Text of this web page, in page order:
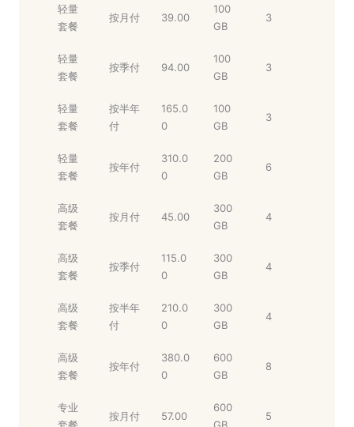
轻量
套餐
按月付 39.00
100
GB
3
轻量
套餐
按季付 94.00
100
GB
3
轻量
套餐
按半年
付
165.0
0
100
GB
3
轻量
套餐
按年付
310.0
0
200
GB
6
高级
套餐
按月付 45.00
300
GB
4
高级
套餐
按季付
115.0
0
300
GB
4
高级
套餐
按半年
付
210.0
0
300
GB
4
高级
套餐
按年付
380.0
0
600
GB
8
专业
按月付 57.00
600
5